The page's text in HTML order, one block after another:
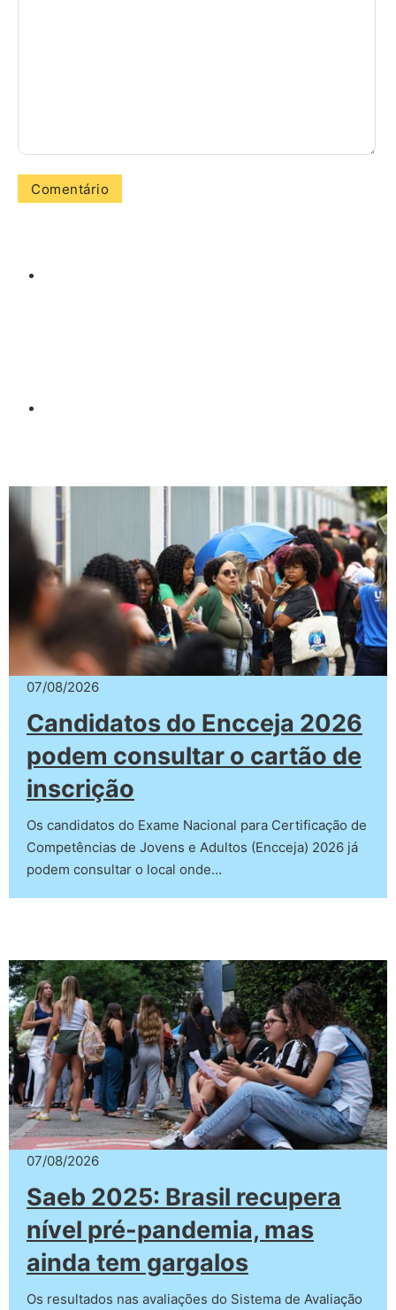
07/08/2026
Candidatos do Encceja 2026
podem consultar o cartão de
inscrição
Os candidatos do Exame Nacional para Certificação de
Competências de Jovens e Adultos (Encceja) 2026 já
podem consultar o local onde…
07/08/2026
Saeb 2025: Brasil recupera
nível pré-pandemia, mas
ainda tem gargalos
Os resultados nas avaliações do Sistema de Avaliação